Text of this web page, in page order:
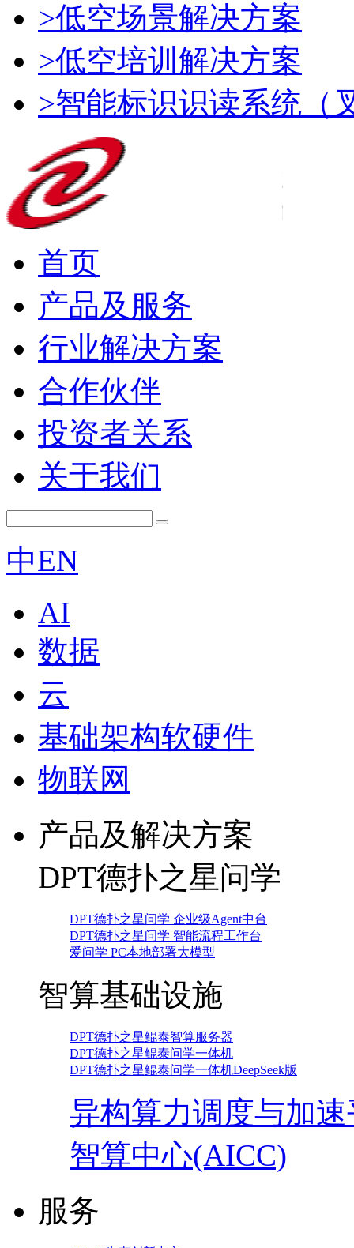
>低空场景解决方案
>低空培训解决方案
>智能标识识读系统（
首页
产品及服务
行业解决方案
合作伙伴
投资者关系
关于我们
中EN
AI
数据
云
基础架构软硬件
物联网
产品及解决方案
DPT德扑之星问学
DPT德扑之星问学 企业级Agent中台
DPT德扑之星问学 智能流程工作台
爱问学 PC本地部署大模型
智算基础设施
DPT德扑之星鲲泰智算服务器
DPT德扑之星鲲泰问学一体机
DPT德扑之星鲲泰问学一体机DeepSeek版
异构算力调度与加
智算中心(AICC)
服务